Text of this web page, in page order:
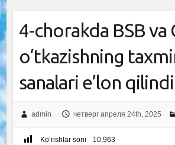
4-chorakda BSB va
o‘tkazishning
sanalari e’lon qilindi
admin четверг апреля 24th, 2025
Ko‘rishlar soni 10,963